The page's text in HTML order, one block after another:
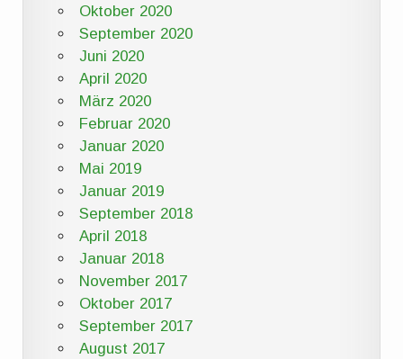
Oktober 2020
September 2020
Juni 2020
April 2020
März 2020
Februar 2020
Januar 2020
Mai 2019
Januar 2019
September 2018
April 2018
Januar 2018
November 2017
Oktober 2017
September 2017
August 2017